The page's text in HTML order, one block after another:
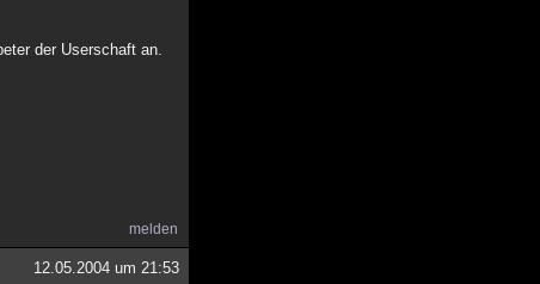
der Userschaft an.
melden
12.05.2004 um 21:53